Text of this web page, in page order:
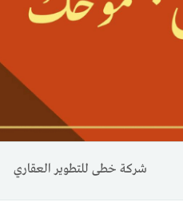
شركة خطى للتطوير العقاري